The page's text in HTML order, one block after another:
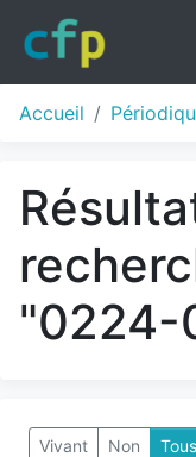
Accueil
"0224-
Vivant Non Tous